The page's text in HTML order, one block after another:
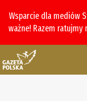
Wsparcie dla mediów
ważne! Razem ratujmy